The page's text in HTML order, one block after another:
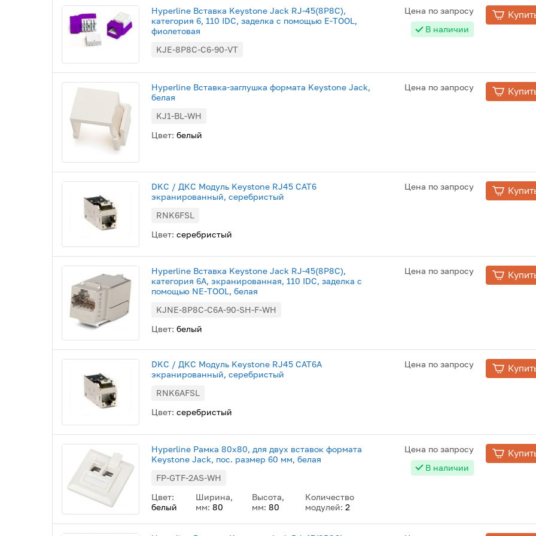
Hyperline Вставка Keystone Jack RJ-45(8P8C),
категория 6, 110 IDC, заделка с помощью E-TOOL,
фиолетовая
KJE-8P8C-C6-90-VT
Цена по запросу
В наличии
Hyperline Вставка-заглушка формата Keystone Jack,
белая
KJ1-BL-WH
Цвет: белый
Цена по запросу
DKC / ДКС Модуль Keystone RJ45 CAT6
экранированный, серебристый
RNK6FSL
Цвет: серебристый
Цена по запросу
Hyperline Вставка Keystone Jack RJ-45(8P8C),
категория 6A, экранированная, 110 IDC, заделка с
помощью NE-TOOL, белая
KJNE-8P8C-C6A-90-SH-F-WH
Цвет: белый
Цена по запросу
DKC / ДКС Модуль Keystone RJ45 CAT6A
экранированный, серебристый
RNK6AFSL
Цвет: серебристый
Цена по запросу
Hyperline Рамка 80х80, для двух вставок формата
Keystone Jack, пос. размер 60 мм, белая
FP-GTF-2AS-WH
Цвет:
белый
Ширина,
мм:80
Высота,
мм:80
Количество
модулей: 2
Цена по запросу
В наличии